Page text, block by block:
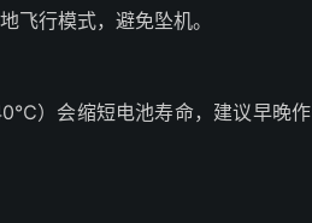
飞行模式，避免坠机。
）会缩短电池寿命，建议早晚作